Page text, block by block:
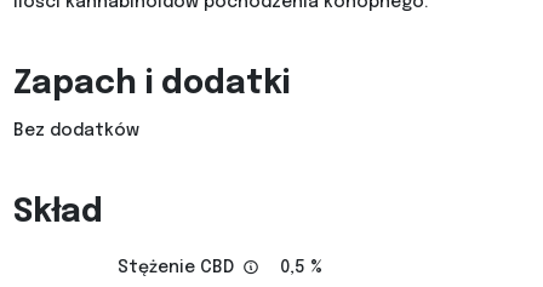
Zapach i dodatki
Bez dodatków
Skład
Stężenie CBD 0,5 %